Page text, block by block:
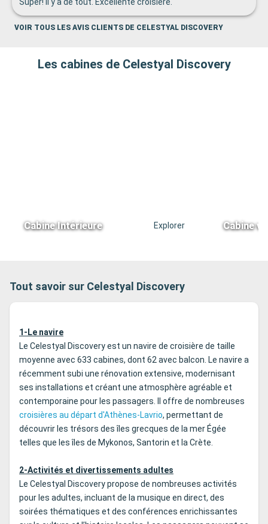
Super! Il y a de tout. Excellente croisière.
VOIR TOUS LES AVIS CLIENTS DE CELESTYAL DISCOVERY
Les cabines de Celestyal Discovery
Cabine Intérieure Explorer Cabine
Tout savoir sur Celestyal Discovery
1-Le navire
Le Celestyal Discovery est un navire de croisière de taille
moyenne avec 633 cabines, dont 62 avec balcon. Le navire a
récemment subi une rénovation extensive, modernisant
ses installations et créant une atmosphère agréable et
contemporaine pour les passagers. Il offre de nombreuses
croisières au départ d'Athènes-Lavrio, permettant de
découvrir les trésors des îles grecques de la mer Égée
telles que les îles de Mykonos, Santorin et la Crète.
2-Activités et divertissements adultes
Le Celestyal Discovery propose de nombreuses activités
pour les adultes, incluant de la musique en direct, des
soirées thématiques et des conférences enrichissantes